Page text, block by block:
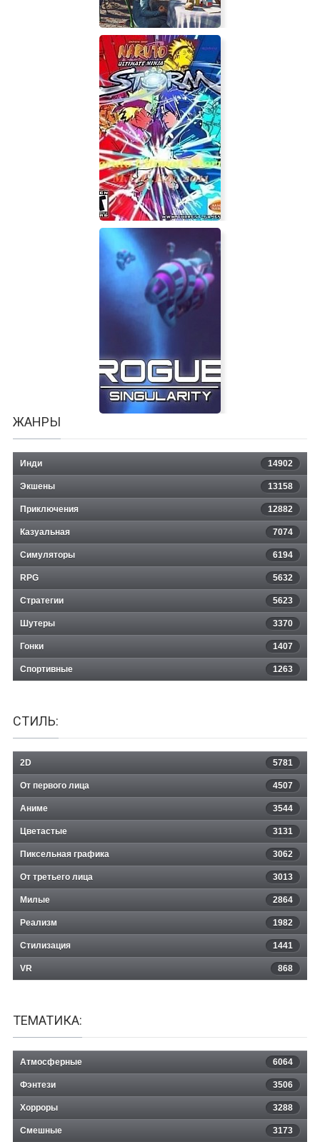
Food Truck Simulator
ЖАНРЫ
Инди 14902
Экшены 13158
Приключения 12882
Казуальная 7074
Симуляторы 6194
RPG 5632
Стратегии 5623
Шутеры 3370
Гонки 1407
Спортивные 1263
СТИЛЬ:
2D 5781
От первого лица 4507
Аниме 3544
Цветастые 3131
Пиксельная графика 3062
От третьего лица 3013
Милые 2864
Реализм 1982
Стилизация 1441
VR 868
ТЕМАТИКА:
Атмосферные 6064
Фэнтези 3506
Хорроры 3288
Смешные 3173